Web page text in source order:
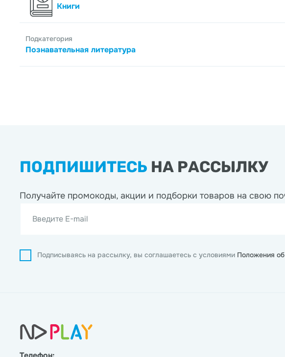
Книги
Подкатегория
Познавательная литература
ПОДПИШИТЕСЬ НА РАССЫЛКУ
Получайте промокоды, акции и подборки товаров на свою
Введите E-mail
Подписываясь на рассылку, вы соглашаетесь с условиями Положения